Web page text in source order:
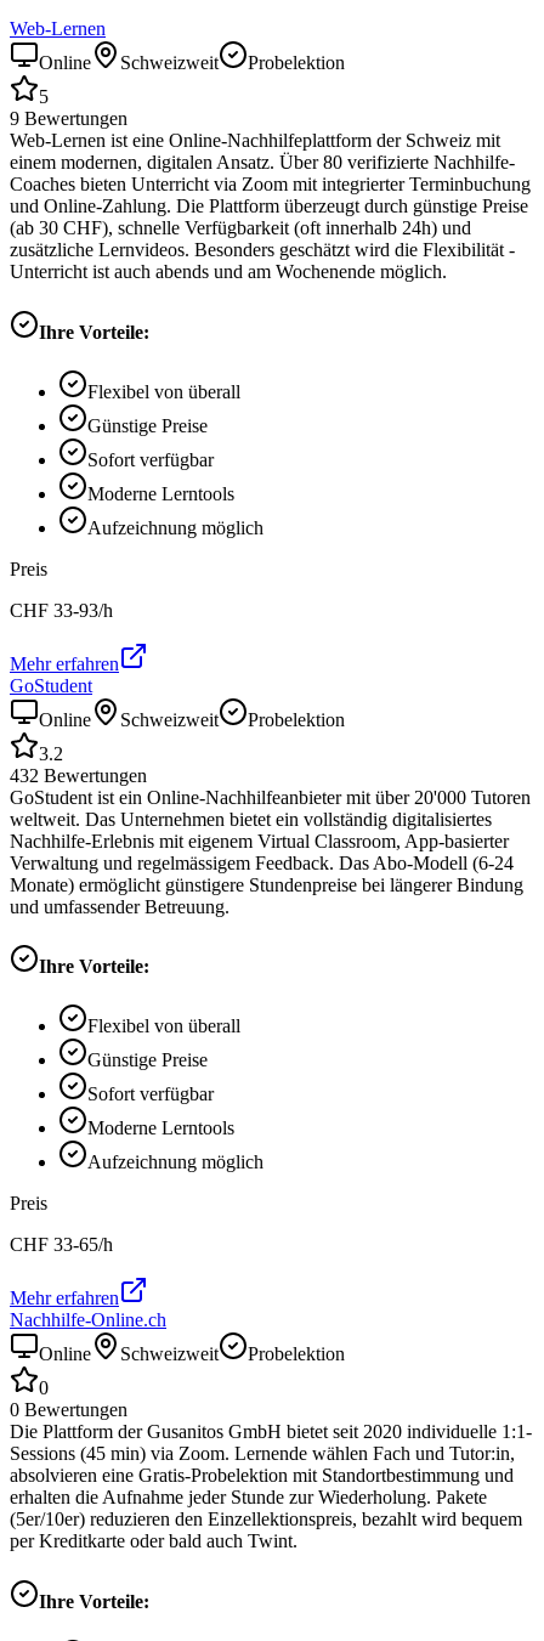
Web-Lernen
Online
Schweizweit
Probelektion
5
9 Bewertungen
Web-Lernen ist eine Online-Nachhilfeplattform der Schweiz mit
einem modernen, digitalen Ansatz. Über 80 verifizierte Nachhilfe-
Coaches bieten Unterricht via Zoom mit integrierter Terminbuchung
und Online-Zahlung. Die Plattform überzeugt durch günstige Preise
(ab 30 CHF), schnelle Verfügbarkeit (oft innerhalb 24h) und
zusätzliche Lernvideos. Besonders geschätzt wird die Flexibilität -
Unterricht ist auch abends und am Wochenende möglich.
Ihre Vorteile:
Flexibel von überall
Günstige Preise
Sofort verfügbar
Moderne Lerntools
Aufzeichnung möglich
Preis
CHF 33-93/h
Mehr erfahren
GoStudent
Online
Schweizweit
Probelektion
3.2
432 Bewertungen
GoStudent ist ein Online-Nachhilfeanbieter mit über 20'000 Tutoren
weltweit. Das Unternehmen bietet ein vollständig digitalisiertes
Nachhilfe-Erlebnis mit eigenem Virtual Classroom, App-basierter
Verwaltung und regelmässigem Feedback. Das Abo-Modell (6-24
Monate) ermöglicht günstigere Stundenpreise bei längerer Bindung
und umfassender Betreuung.
Ihre Vorteile:
Flexibel von überall
Günstige Preise
Sofort verfügbar
Moderne Lerntools
Aufzeichnung möglich
Preis
CHF 33-65/h
Mehr erfahren
Nachhilfe-Online.ch
Online
Schweizweit
Probelektion
0
0 Bewertungen
Die Plattform der Gusanitos GmbH bietet seit 2020 individuelle 1:1-
Sessions (45 min) via Zoom. Lernende wählen Fach und Tutor:in,
absolvieren eine Gratis-Probelektion mit Standortbestimmung und
erhalten die Aufnahme jeder Stunde zur Wiederholung. Pakete
(5er/10er) reduzieren den Einzellektionspreis, bezahlt wird bequem
per Kreditkarte oder bald auch Twint.
Ihre Vorteile: